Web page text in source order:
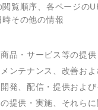
覧順序、各ページ
その他の情報
品・サービス等の提
ンテナンス、改善お
発、配信・提供およ
提供・実施、それら